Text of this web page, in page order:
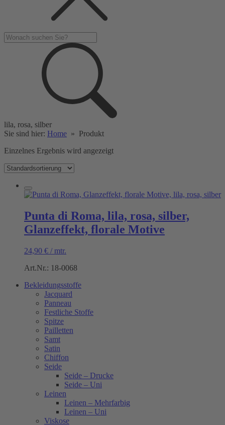
lila, rosa, silber
Sie sind hier: Home » Produkt
Einzelnes Ergebnis wird angezeigt
Punta di Roma, lila, rosa, silber,
Glanzeffekt, florale Motive
24,90 € / mtr.
Art.Nr.: 18-0068
Bekleidungsstoffe
Jacquard
Panneau
Festliche Stoffe
Spitze
Pailletten
Samt
Satin
Chiffon
Seide
Seide – Drucke
Seide – Uni
Leinen
Leinen – Mehrfarbig
Leinen – Uni
Viskose